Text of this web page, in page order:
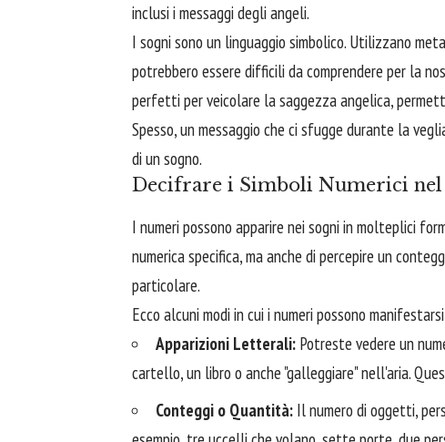
inclusi i messaggi degli angeli.
I sogni sono un linguaggio simbolico. Utilizzano
potrebbero essere difficili da comprendere per la
perfetti per veicolare la saggezza angelica,
Spesso, un messaggio che ci sfugge durante la
di un sogno.
Decifrare i Simboli Numerici
I numeri possono apparire nei sogni in molteplici
numerica specifica, ma anche di percepire un
particolare.
Ecco alcuni modi in cui i numeri possono
Apparizioni Letterali: Potreste vedere un
cartello, un libro o anche "galleggiare" nell'aria.
Conteggi o Quantità: Il numero di oggetti,